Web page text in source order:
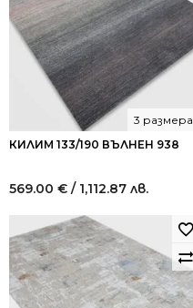
КИЛИМ 133/190 ВЪЛНЕН 938
3 размера
569.00 € / 1,112.87 лв.